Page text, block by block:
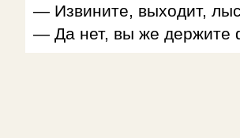
— Извините, выходит,
— Да нет, вы же держите